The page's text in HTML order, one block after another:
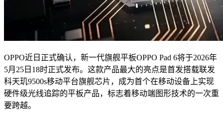
OPPO近日正式确认，新一代旗舰平板OPPO Pad 6将于2026年
5月25日18时正式发布。这款产品最大的亮点是首发搭载联发
科天玑9500s移动平台旗舰芯片，成为首个在移动设备上实现
硬件级光线追踪的平板产品，标志着移动端图形技术的一次重
要跨越。